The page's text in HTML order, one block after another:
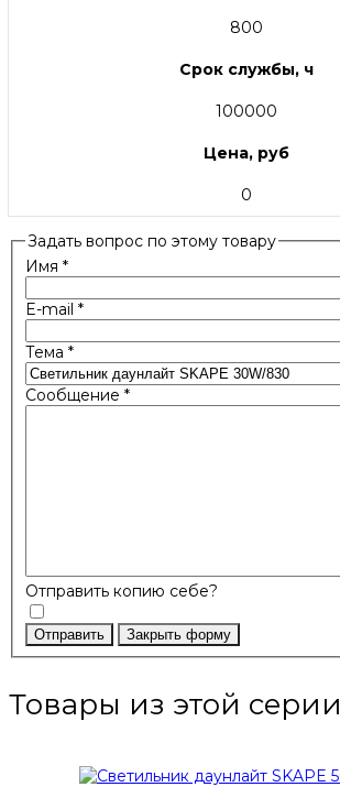
800
Срок службы, ч
100000
Цена, руб
0
Задать вопрос по этому товару
Имя *
E-mail *
Тема *
Сообщение *
Отправить копию себе?
Отправить Закрыть форму
Товары из этой серии